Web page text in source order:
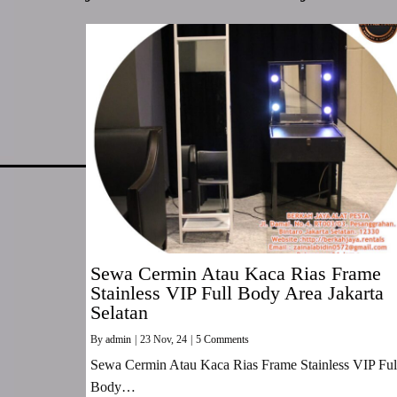
Sewa Cermin Atau Kaca Rias Frame
Stainless VIP Full Body Area Jakarta
Selatan
By admin 23 Nov, 24 5 Comments
Sewa Cermin Atau Kaca Rias Frame Stainless VIP
Body…